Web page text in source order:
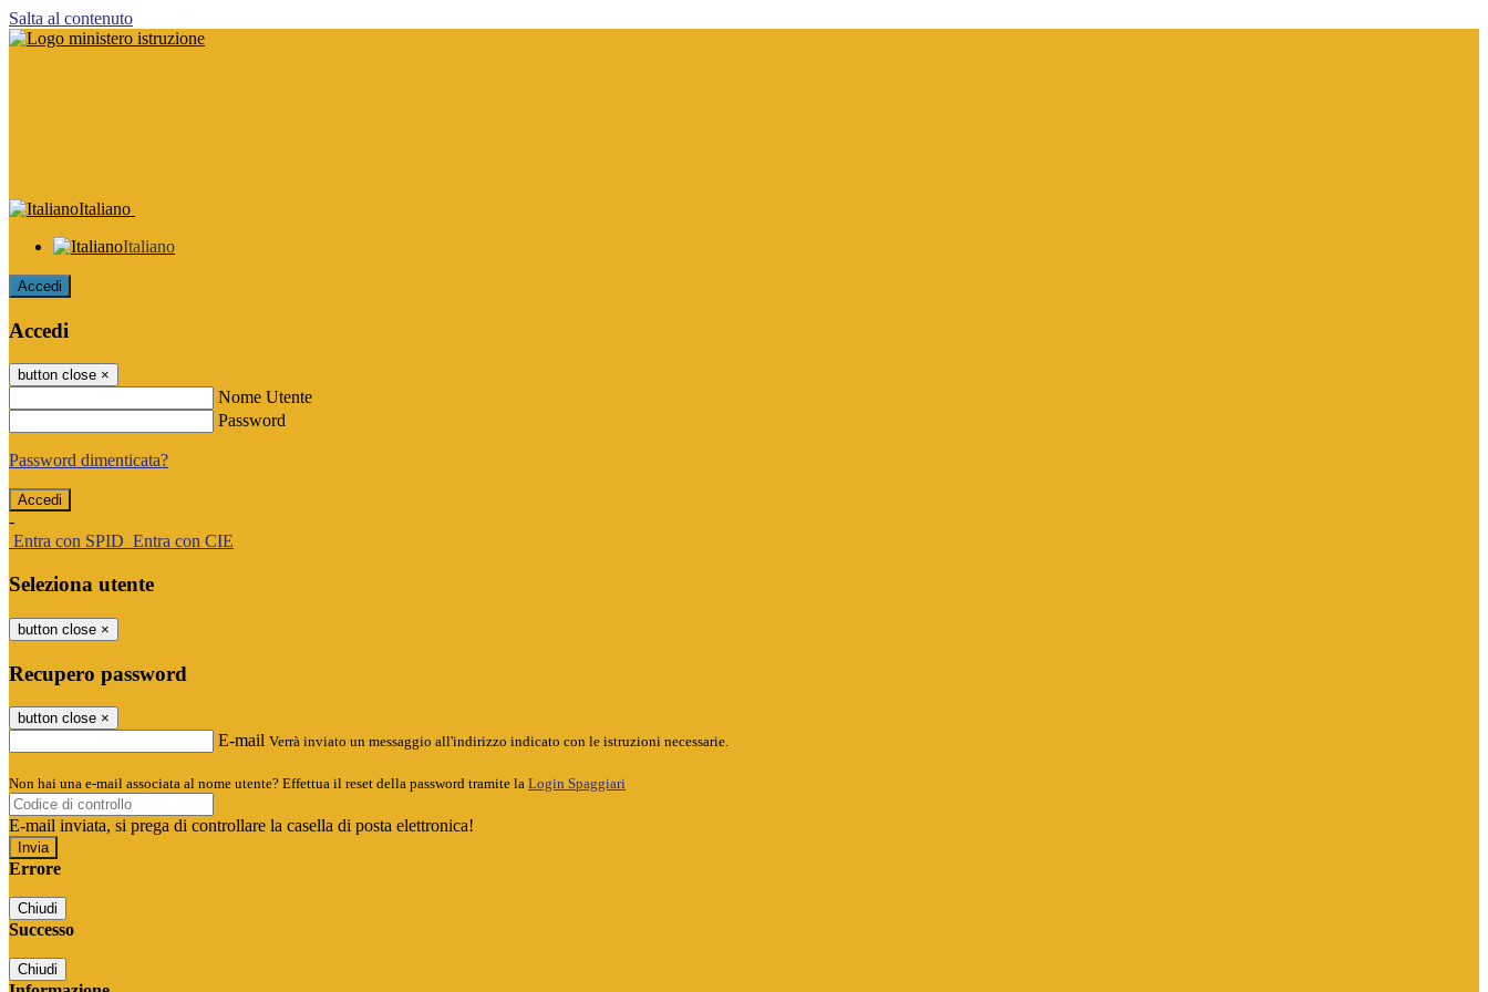
Salta al contenuto
Italiano
Italiano
Accedi
Accedi
button close ×
Nome Utente
Password
Password dimenticata?
-
Entra con SPID Entra con CIE
Seleziona utente
button close ×
Recupero password
button close ×
E-mail Verrà inviato un messaggio all'indirizzo indicato con le istruzioni necessarie.
Non hai una e-mail associata al nome utente? Effettua il reset della password tramite la Login Spaggiari
E-mail inviata, si prega di controllare la casella di posta elettronica!
Errore
Chiudi
Successo
Chiudi